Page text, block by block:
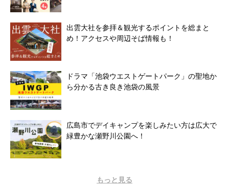
出雲大社を参拝＆観光するポイントを総まと
め！アクセスや周辺そば情報も！
ドラマ「池袋ウエストゲートパーク」の聖地か
ら分かる古き良き池袋の風景
広島市でデイキャンプを楽しみたい方は広大で
緑豊かな瀬野川公園へ！
もっと見る